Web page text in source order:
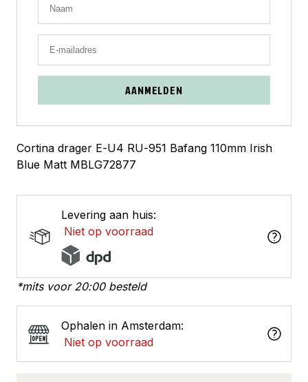
AANMELDEN
Cortina drager E-U4 RU-951 Bafang 110mm Irish
Blue Matt MBLG72877
Levering aan huis:
Niet op voorraad
*mits voor 20:00 besteld
Ophalen in Amsterdam:
Niet op voorraad